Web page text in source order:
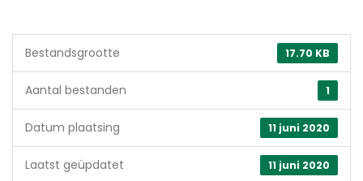
17.70 KB
Bestandsgrootte
1
Aantal bestanden
11 juni 2020
Datum plaatsing
11 juni 2020
Laatst geüpdatet